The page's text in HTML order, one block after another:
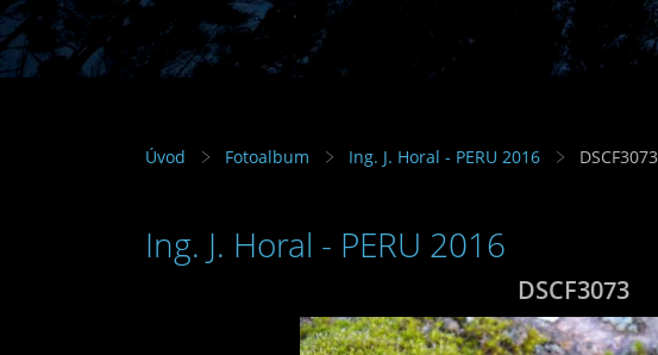
Úvod Fotoalbum Ing. J. Horal - PERU 2016 DSCF3073
Ing. J. Horal - PERU 2016
DSCF3073